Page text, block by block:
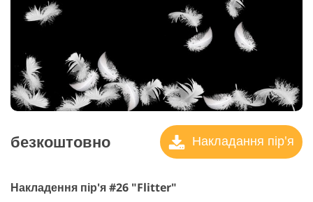
безкоштовно Накладання пір'я
Накладення пір'я #26 "Flitter"